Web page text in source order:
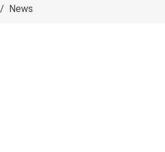
News